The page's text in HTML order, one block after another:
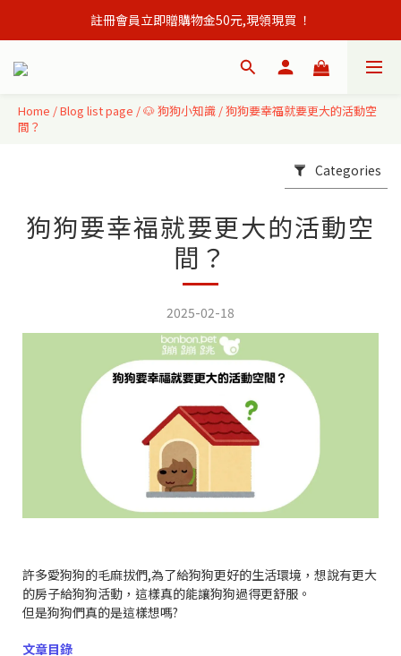
會員單筆訂單滿500元免運出貨！
註冊會員立即贈購物金50元,現領現買 ！
會員單筆訂單滿500元免運出貨！
Home /Blog list page /🐶 狗狗小知識 /狗狗要幸福就要更大的活動空
間？
Categories
狗狗要幸福就要更大的活動空
間？
2025-02-18
許多愛狗狗的毛麻拔們,為了給狗狗更好的生活環境，想說有更大
的房子給狗狗活動，這樣真的能讓狗狗過得更舒服。
但是狗狗們真的是這樣想嗎?
文章目錄